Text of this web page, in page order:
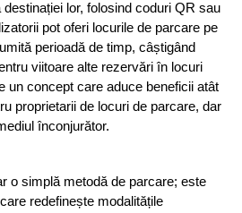
lor, folosind coduri QR sau
pot oferi locurile de parcare pe
perioadă de timp, câștigând
viitoare alte rezervări în locuri
un concept care aduce beneficii atât
proprietarii de locuri de parcare, dar
înconjurător.
o simplă metodă de parcare; este
redefinește modalitățile